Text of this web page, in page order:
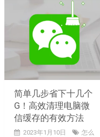
简单几步省下十几个
G！高效清理电脑微
信缓存的有效方法
2023年1月10日
怎么